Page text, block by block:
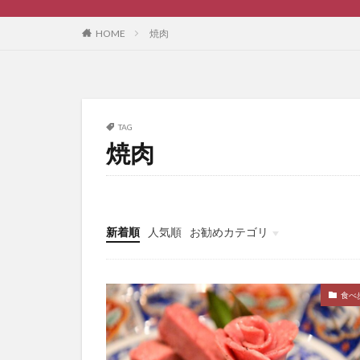
HOME 焼肉
TAG
焼肉
新着順 人気順
お勧めカテゴリ
ブログ作成
食べ